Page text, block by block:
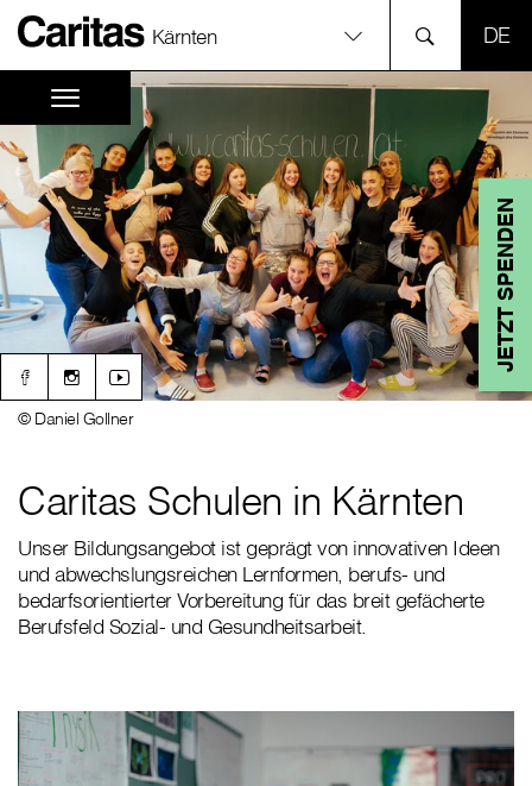
Kärnten
JETZT SPENDEN
Caritas Schulen in Kärnten
© Daniel Gollner
Unser Bildungsangebot ist geprägt von innovativen Ideen
und abwechslungsreichen Lernformen, berufs- und
bedarfsorientierter Vorbereitung für das breit gefächerte
Berufsfeld Sozial- und Gesundheitsarbeit.